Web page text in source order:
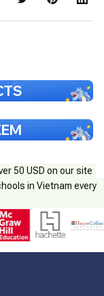
50 USD on our site
in Vietnam every